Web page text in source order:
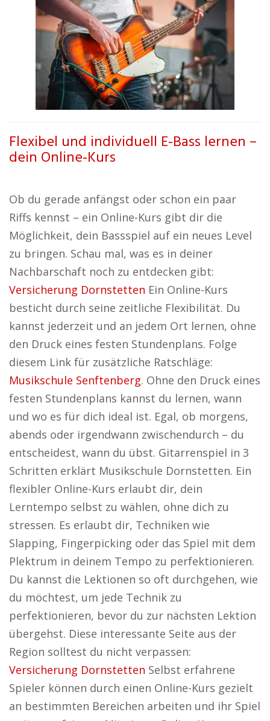
Flexibel und individuell E-Bass lernen –
dein Online-Kurs
Ob du gerade anfängst oder schon ein paar
Riffs kennst – ein Online-Kurs gibt dir die
Möglichkeit, dein Bassspiel auf ein neues Level
zu bringen. Schau mal, was es in deiner
Nachbarschaft noch zu entdecken gibt:
Versicherung Dornstetten Ein Online-Kurs
besticht durch seine zeitliche Flexibilität. Du
kannst jederzeit und an jedem Ort lernen, ohne
den Druck eines festen Stundenplans. Folge
diesem Link für zusätzliche Ratschläge:
Musikschule Senftenberg. Ohne den Druck eines
festen Stundenplans kannst du lernen, wann
und wo es für dich ideal ist. Egal, ob morgens,
abends oder irgendwann zwischendurch – du
entscheidest, wann du übst. Gitarrenspiel in 3
Schritten erklärt Musikschule Dornstetten. Ein
flexibler Online-Kurs erlaubt dir, dein
Lerntempo selbst zu wählen, ohne dich zu
stressen. Es erlaubt dir, Techniken wie
Slapping, Fingerpicking oder das Spiel mit dem
Plektrum in deinem Tempo zu perfektionieren.
Du kannst die Lektionen so oft durchgehen, wie
du möchtest, um jede Technik zu
perfektionieren, bevor du zur nächsten Lektion
übergehst. Diese interessante Seite aus der
Region solltest du nicht verpassen:
Versicherung Dornstetten Selbst erfahrene
Spieler können durch einen Online-Kurs gezielt
an bestimmten Bereichen arbeiten und ihr Spiel